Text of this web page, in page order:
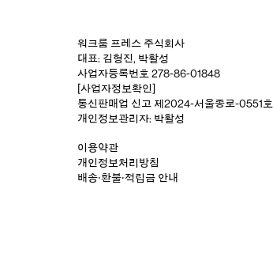
워크룸 프레스 주식회사
대표: 김형진, 박활성
사업자등록번호 278-86-01848
[사업자정보확인]
통신판매업 신고 제2024-서울종로-0551호
개인정보관리자: 박활성
이용약관
개인정보처리방침
배송‧환불‧적립금 안내